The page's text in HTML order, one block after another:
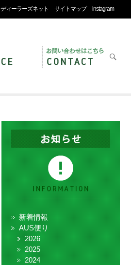
ディーラーズネット サイトマップ instagram
新着情報
AUS便り
2026
2025
2024